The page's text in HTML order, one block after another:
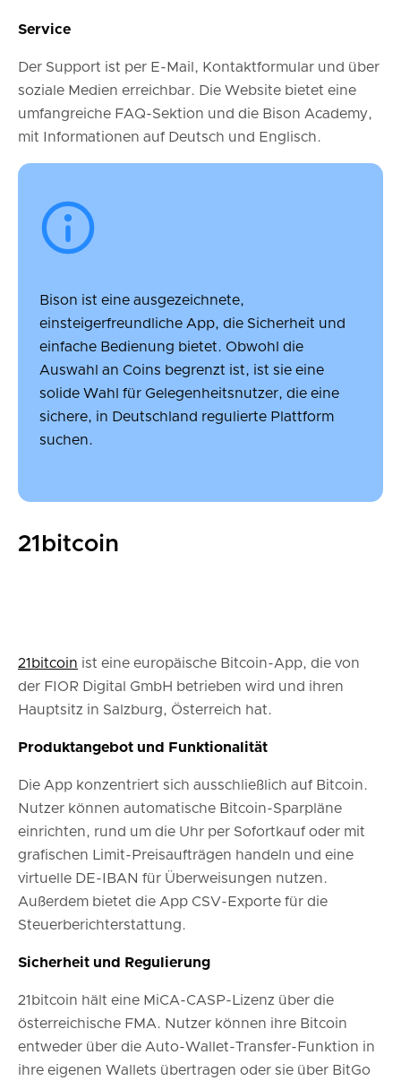
Service
Der Support ist per E-Mail, Kontaktformular und über
soziale Medien erreichbar. Die Website bietet eine
umfangreiche FAQ-Sektion und die Bison Academy,
mit Informationen auf Deutsch und Englisch.
Bison ist eine ausgezeichnete,
einsteigerfreundliche App, die Sicherheit und
einfache Bedienung bietet. Obwohl die
Auswahl an Coins begrenzt ist, ist sie eine
solide Wahl für Gelegenheitsnutzer, die eine
sichere, in Deutschland regulierte Plattform
suchen.
21bitcoin
21bitcoin ist eine europäische Bitcoin-App, die von
der FIOR Digital GmbH betrieben wird und ihren
Hauptsitz in Salzburg, Österreich hat.
Produktangebot und Funktionalität
Die App konzentriert sich ausschließlich auf Bitcoin.
Nutzer können automatische Bitcoin-Sparpläne
einrichten, rund um die Uhr per Sofortkauf oder mit
grafischen Limit-Preisaufträgen handeln und eine
virtuelle DE-IBAN für Überweisungen nutzen.
Außerdem bietet die App CSV-Exporte für die
Steuerberichterstattung.
Sicherheit und Regulierung
21bitcoin hält eine MiCA-CASP-Lizenz über die
österreichische FMA. Nutzer können ihre Bitcoin
entweder über die Auto-Wallet-Transfer-Funktion in
ihre eigenen Wallets übertragen oder sie über BitGo